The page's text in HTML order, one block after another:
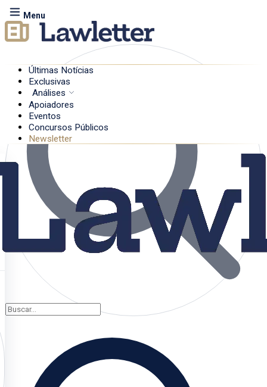
Menu
Últimas Notícias
Exclusivas
Análises
Apoiadores
Eventos
Concursos Públicos
Newsletter